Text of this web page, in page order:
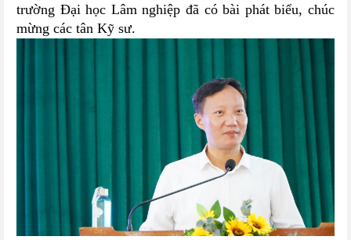
trường Đại học Lâm nghiệp đã có bài phát biểu, chúc
mừng các tân Kỹ sư.